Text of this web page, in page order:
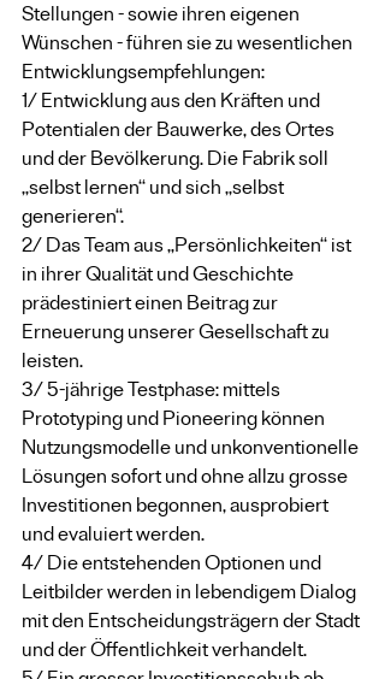
Stellungen - sowie ihren eigenen
Wünschen - führen sie zu wesentlichen
Entwicklungsempfehlungen:
1/ Entwicklung aus den Kräften und
Potentialen der Bauwerke, des Ortes
und der Bevölkerung. Die Fabrik soll
„selbst lernen“ und sich „selbst
generieren“.
2/ Das Team aus „Persönlichkeiten“ ist
in ihrer Qualität und Geschichte
prädestiniert einen Beitrag zur
Erneuerung unserer Gesellschaft zu
leisten.
3/ 5-jährige Testphase: mittels
Prototyping und Pioneering können
Nutzungsmodelle und unkonventionelle
Lösungen sofort und ohne allzu grosse
Investitionen begonnen, ausprobiert
und evaluiert werden.
4/ Die entstehenden Optionen und
Leitbilder werden in lebendigem Dialog
mit den Entscheidungsträgern der Stadt
und der Öffentlichkeit verhandelt.